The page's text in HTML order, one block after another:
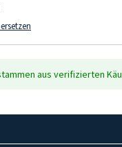
aus verifizierten